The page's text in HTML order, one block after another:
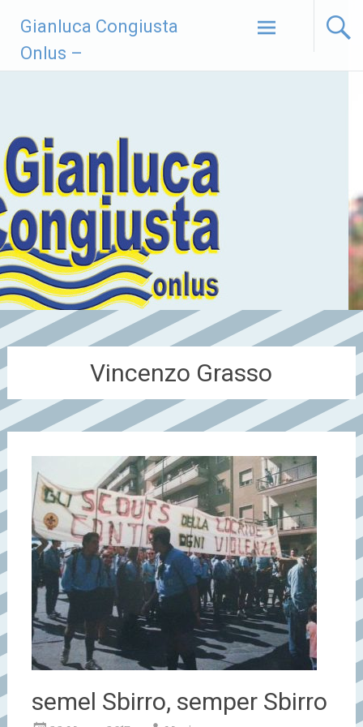
contenuto
Gianluca Congiusta
Onlus –
Vincenzo Grasso
semel Sbirro, semper Sbirro